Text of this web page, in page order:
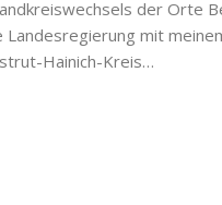
der Orte
mit
Hainich-Kreis…